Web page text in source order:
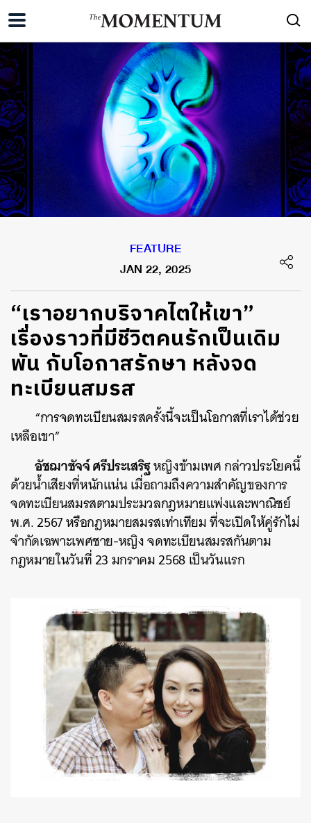
FEATURE
JAN 22, 2025
“เราอยากบริจาคไตให้เขา”
เรื่องราวที่มีชีวิตคนรักเป็นเดิม
พัน กับโอกาสรักษา หลังจด
ทะเบียนสมรส
“การจดทะเบียนสมรสครั้งนี้จะเป็นโอกาสที่เราได้ช่วย
เหลือเขา”
อัชฌาชัจจ์ ศรีประเสริฐหญิงข้ามเพศ กล่าวประโยคนี้
ด้วยน้ำเสียงที่หนักแน่น เมื่อถามถึงความสำคัญของการ
จดทะเบียนสมรสตามประมวลกฎหมายแพ่งและพาณิชย์
พ.ศ. 2567 หรือกฎหมายสมรสเท่าเทียม ที่จะเปิดให้คู่รักไม่
จำกัดเฉพาะเพศชาย-หญิง จดทะเบียนสมรสกันตาม
กฎหมายในวันที่ 23 มกราคม 2568 เป็นวันแรก